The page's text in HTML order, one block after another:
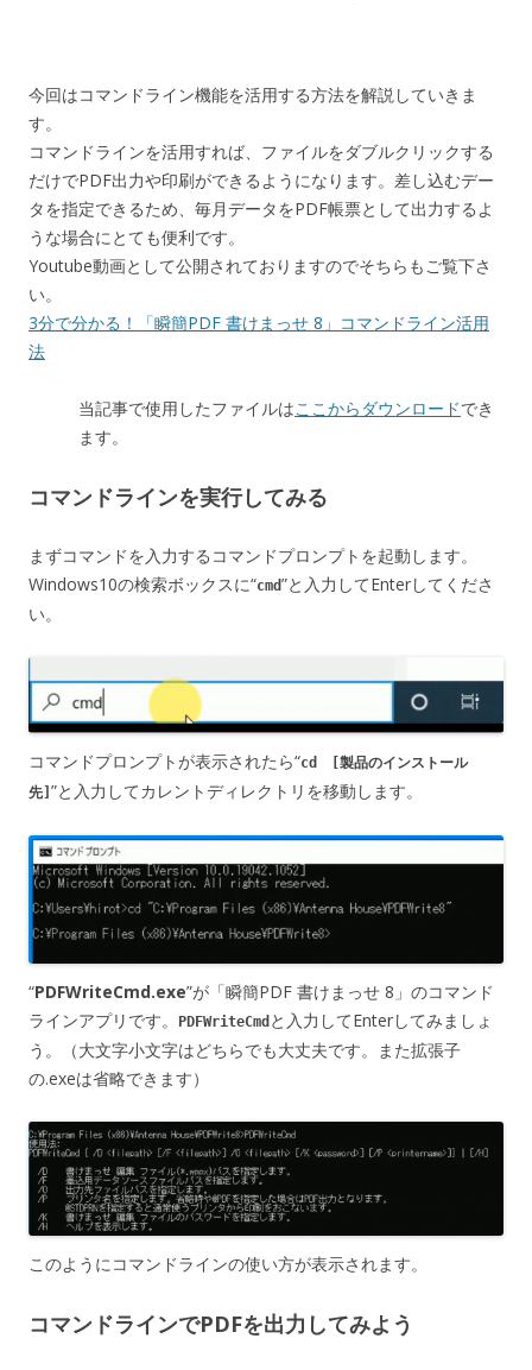
今回はコマンドライン機能を活用する方法を解説していきま
す。
コマンドラインを活用すれば、ファイルをダブルクリックする
だけでPDF出力や印刷ができるようになります。差し込むデー
タを指定できるため、毎月データをPDF帳票として出力するよ
うな場合にとても便利です。
Youtube動画として公開されておりますのでそちらもご覧下さ
い。
3分で分かる！「瞬簡PDF 書けまっせ 8」コマンドライン活用
法
当記事で使用したファイルはここからダウンロードでき
ます。
コマンドラインを実行してみる
まずコマンドを入力するコマンドプロンプトを起動します。
Windows10の検索ボックスに“cmd”と入力してEnterしてくださ
い。
コマンドプロンプトが表示されたら“cd [製品のインストール
先] ”と入力してカレントディレクトリを移動します。
“PDFWriteCmd.exe”が「瞬簡PDF 書けまっせ 8」のコマンド
ラインアプリです。
PDFWriteCmd と入力してEnterしてみましょ
う。（大文字小文字はどちらでも大丈夫です。また拡張子
の.exeは省略できます）
このようにコマンドラインの使い方が表示されます。
コマンドラインでPDFを出力してみよう